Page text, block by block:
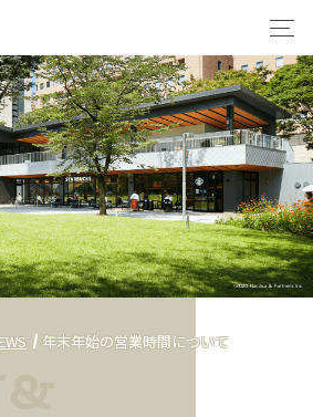
年末年始の営業時間について